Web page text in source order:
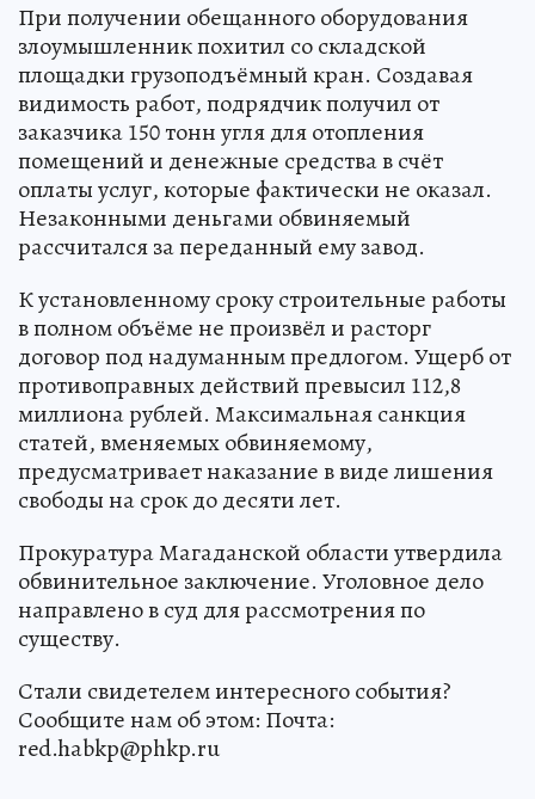
При получении обещанного оборудования
злоумышленник похитил со складской
площадки грузоподъёмный кран. Создавая
видимость работ, подрядчик получил от
заказчика 150 тонн угля для отопления
помещений и денежные средства в счёт
оплаты услуг, которые фактически не оказал.
Незаконными деньгами обвиняемый
рассчитался за переданный ему завод.
К установленному сроку строительные работы
в полном объёме не произвёл и расторг
договор под надуманным предлогом. Ущерб от
противоправных действий превысил 112,8
миллиона рублей. Максимальная санкция
статей, вменяемых обвиняемому,
предусматривает наказание в виде лишения
свободы на срок до десяти лет.
Прокуратура Магаданской области утвердила
обвинительное заключение. Уголовное дело
направлено в суд для рассмотрения по
существу.
Стали свидетелем интересного события?
Сообщите нам об этом: Почта:
red.habkp@phkp.ru